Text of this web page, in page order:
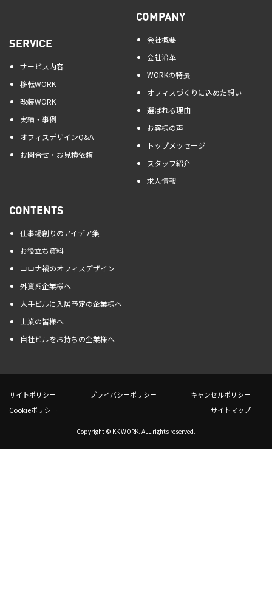
SERVICE
サービス内容
移転WORK
改装WORK
実績・事例
オフィスデザインQ&A
お問合せ・お見積依頼
COMPANY
会社概要
会社沿革
WORKの特長
オフィスづくりに込めた想い
選ばれる理由
お客様の声
トップメッセージ
スタッフ紹介
求人情報
CONTENTS
仕事場創りのアイデア集
お役立ち資料
コロナ禍のオフィスデザイン
外資系企業様へ
大手ビルに入居予定の企業様へ
士業の皆様へ
自社ビルをお持ちの企業様へ
サイトポリシー プライバシーポリシー
キャンセルポリシー
Cookieポリシー
サイトマップ
Copyright © KK WORK. ALL rights reserved.